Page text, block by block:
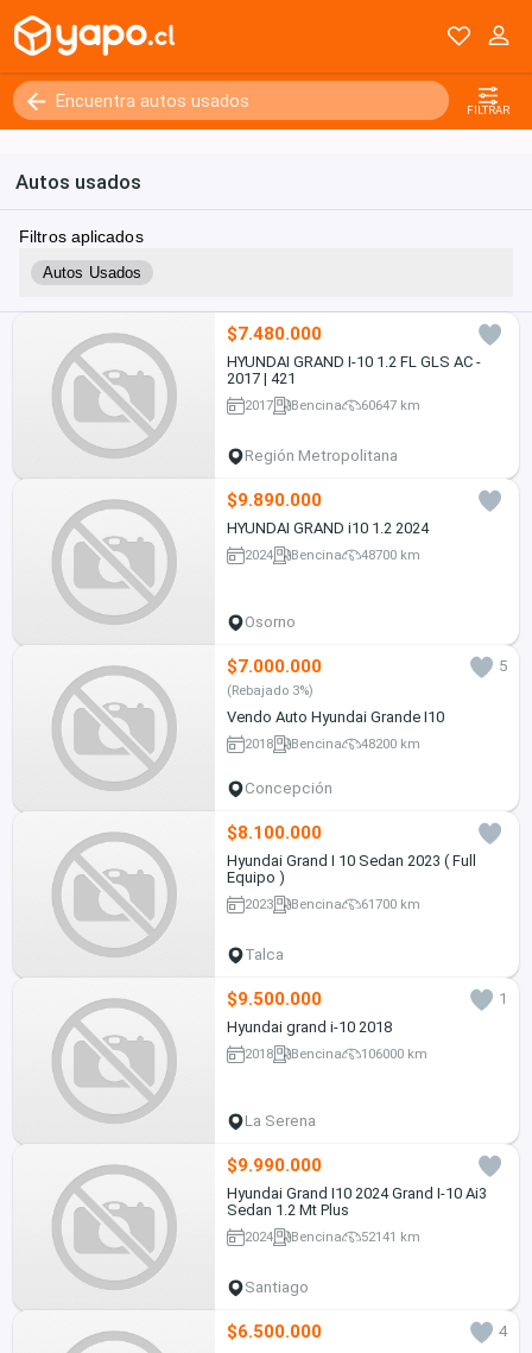
FILTRAR
Autos usados
Filtros aplicados
Autos Usados
$7.480.000
HYUNDAI GRAND I-10 1.2 FL GLS AC -
2017 | 421
2017 Bencina 60647 km
Región Metropolitana
$9.890.000
HYUNDAI GRAND i10 1.2 2024
2024 Bencina 48700 km
Osorno
$7.000.000 5
(Rebajado 3%)
Vendo Auto Hyundai Grande I10
2018 Bencina 48200 km
Concepción
$8.100.000
Hyundai Grand I 10 Sedan 2023 ( Full
Equipo )
2023 Bencina 61700 km
Talca
$9.500.000
1
Hyundai grand i-10 2018
2018 Bencina 106000 km
La Serena
$9.990.000
Hyundai Grand I10 2024 Grand I-10 Ai3
Sedan 1.2 Mt Plus
2024 Bencina 52141 km
Santiago
$6.500.000
4